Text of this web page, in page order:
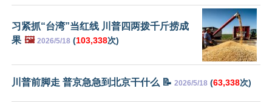
习紧抓“台湾”当红线 川普四两拨千斤捞成
果 🖼️ 2026/5/18 (103,338次)
川普前脚走 普京急急到北京干什么 📝 2026/5/18 (63,338次)